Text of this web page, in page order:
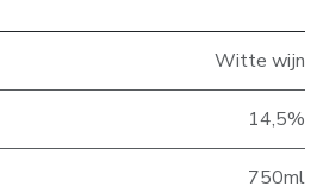
Witte wijn
14,5%
750ml